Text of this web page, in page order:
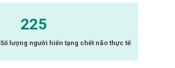
225
Số lượng người hiến tạng chết não thực tế